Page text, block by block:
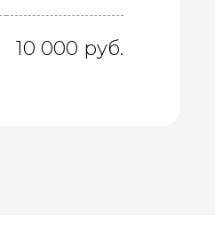
10 000 руб.